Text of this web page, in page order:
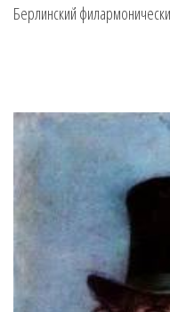
Берлинский